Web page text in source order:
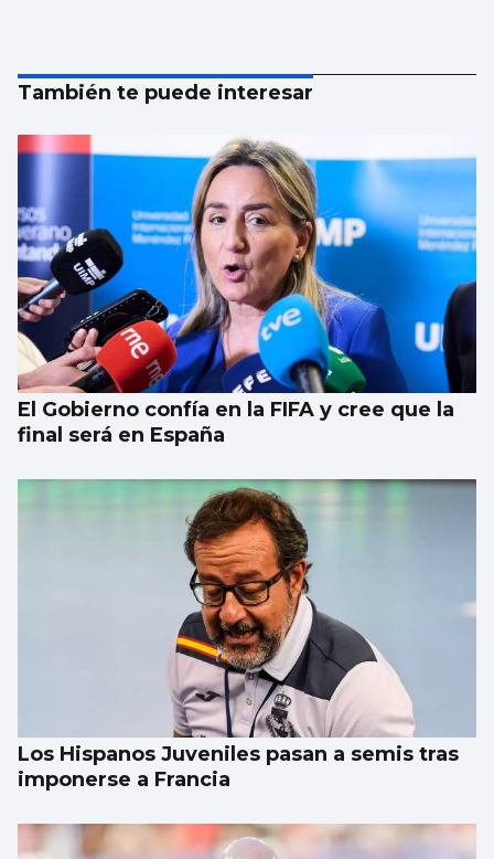
También te puede interesar
El Gobierno confía en la FIFA y cree que la
final será en España
Los Hispanos Juveniles pasan a semis tras
imponerse a Francia